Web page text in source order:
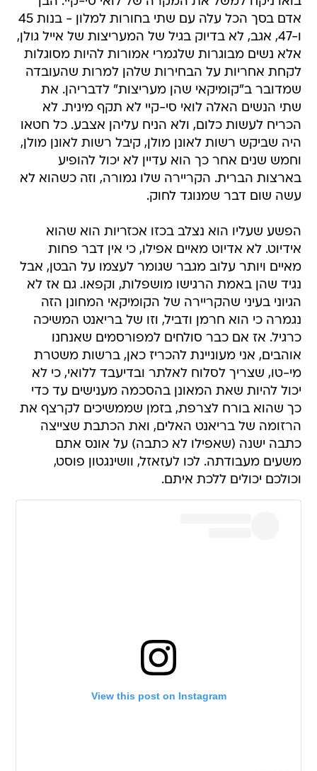
אדם בסך הכל עלה עם שתי בחורות למלון - בנות 45
ו-47, אגב, לא בדיוק בגיל של המעריצות של אייל גולן,
אלא נשים מבוגרות שלגמרי אמורות להיות מסוגלות
לקחת אחריות על הבחירות שלהן למרות שהעובדה
שמדובר ב"קומיקאי שהן מעריצות" לדבריהן. את
שתי הנשים האלה לואי סי-קיי לא תקף מינית. לא
הכריח לעשות כלום, ולא הניח עליהן אצבע. כל חטאו
היה שביקש רשות לאונן מולן, קיבל רשות לאונן מולן,
וחמש שנים אחר כך הוא עדיין לא יכול להופיע
בארצות הברית. הקריירה שלו גמורה, וזה כשהוא לא
עשה שום דבר שמנוגד לחוק.
הפשע שעליו הוא נצלב בכזו אכזריות הוא שהוא
אידיוט. לא אדיוט מאיים אפילו, כי אין דבר פחות
מאיים ויותר עלוב מגבר שגומר לעצמו על הבטן, אבל
נגיד שהן באמת הרגישו מושפלות, וקפאו. גם אז לא
הגיוני בעיני שהקריירה של הקומיקאי המחונן הזה
נגמרה כי הוא חרמן ודביל, וזו של בריאנט המשיכה
כרגיל. אז אם כבר סולחים למפורסמים שאנחנו
אוהבים, אני מעוניינת להכריז כאן, ברשות משטרת
מי-טו, שצריך לסלוח לאלתר ובדיעבד ללואי, כי לא
יכול להיות שאת המאונן בהסכמה מענישים עד כדי
כך שהוא בורח לצרפת, בזמן שממשיכים לקרצף את
הרזומה של בריאנט האלים, ואת הכתבת שצייצה
כתבה ישנה (שאפילו לא כתבה) על אונס אתם
משעים מעבודתה. לכו לעזאזל, וושינגטון פוסט,
וכולכם יכולים ללכת איתם.
View this post on Instagram